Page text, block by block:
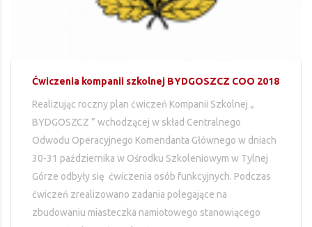
Ćwiczenia kompanii szkolnej BYDGOSZCZ COO 2018
Realizując roczny plan ćwiczeń Kompanii Szkolnej „
BYDGOSZCZ ” wchodzącej w skład Centralnego
Odwodu Operacyjnego Komendanta Głównego w dniach
30-31 października w Ośrodku Szkoleniowym w Tylnej
Górze odbyły się ćwiczenia osób funkcyjnych. Podczas
ćwiczeń zrealizowano zadania polegające na
zbudowaniu miasteczka namiotowego stanowiącego